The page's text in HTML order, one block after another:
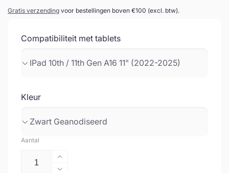
Gratis verzending voor bestellingen boven €100 (excl. btw).
Compatibiliteit met tablets
Kleur
Aantal
Aantal